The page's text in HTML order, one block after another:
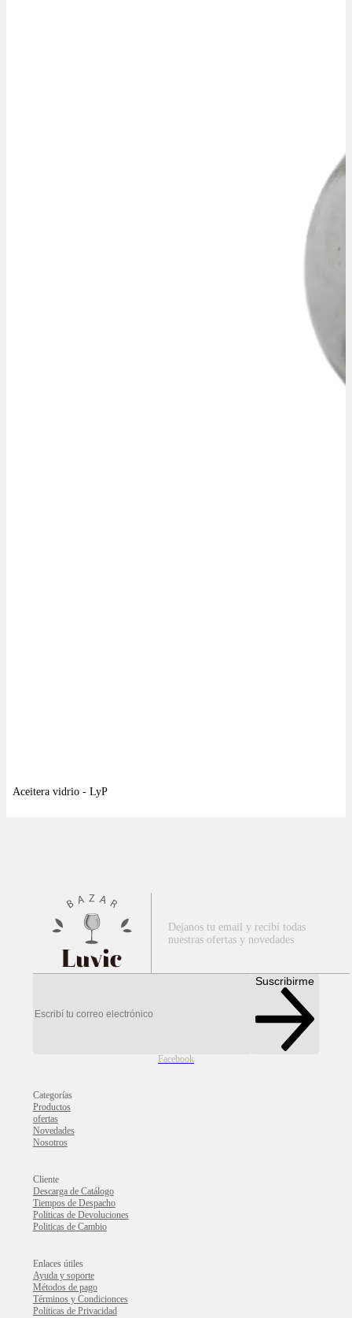
Luvic
Dejanos tu email y recibí todas
nuestras ofertas y novedades
Suscribirme
Facebook
Categorías
Productos
ofertas
Novedades
Nosotros
Cliente
Descarga de Catálogo
Tiempos de Despacho
Politicas de Devoluciones
Politicas de Cambio
Enlaces útiles
Ayuda y soporte
Métodos de pago
Términos y Condicionces
Politicas de Privacidad